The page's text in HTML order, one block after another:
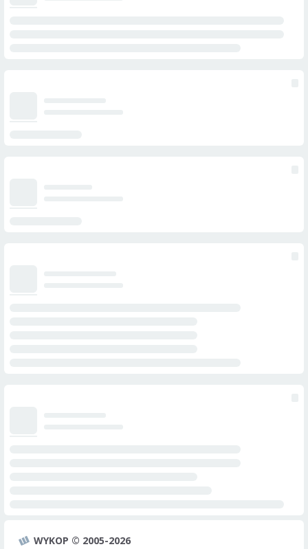
WYKOP © 2005-2026